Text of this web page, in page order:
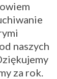
naszych
za rok.